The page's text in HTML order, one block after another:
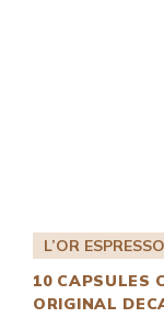
L’OR ESPRESSO
10 CAPSULES
ORIGINAL